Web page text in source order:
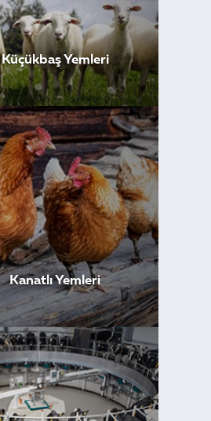
Küçükbaş Yemleri
Kanatlı Yemleri